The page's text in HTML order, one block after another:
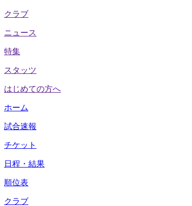
クラブ
ニュース
特集
スタッツ
はじめての方へ
ホーム
試合速報
チケット
日程・結果
順位表
クラブ